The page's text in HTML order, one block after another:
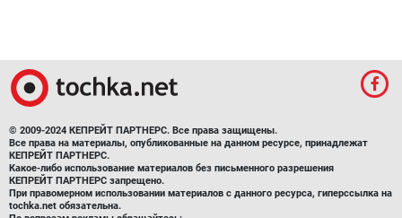
© 2009-2024 КЕПРЕЙТ ПАРТНЕРС. Все права защищены.
Все права на материалы, опубликованные на данном ресурсе, принадлежат
КЕПРЕЙТ ПАРТНЕРС.
Какое-либо использование материалов без письменного разрешения
КЕПРЕЙТ ПАРТНЕРС запрещено.
При правомерном использовании материалов с данного ресурса, гиперссылка на
tochka.net обязательна.
По вопросам рекламы обращайтесь: